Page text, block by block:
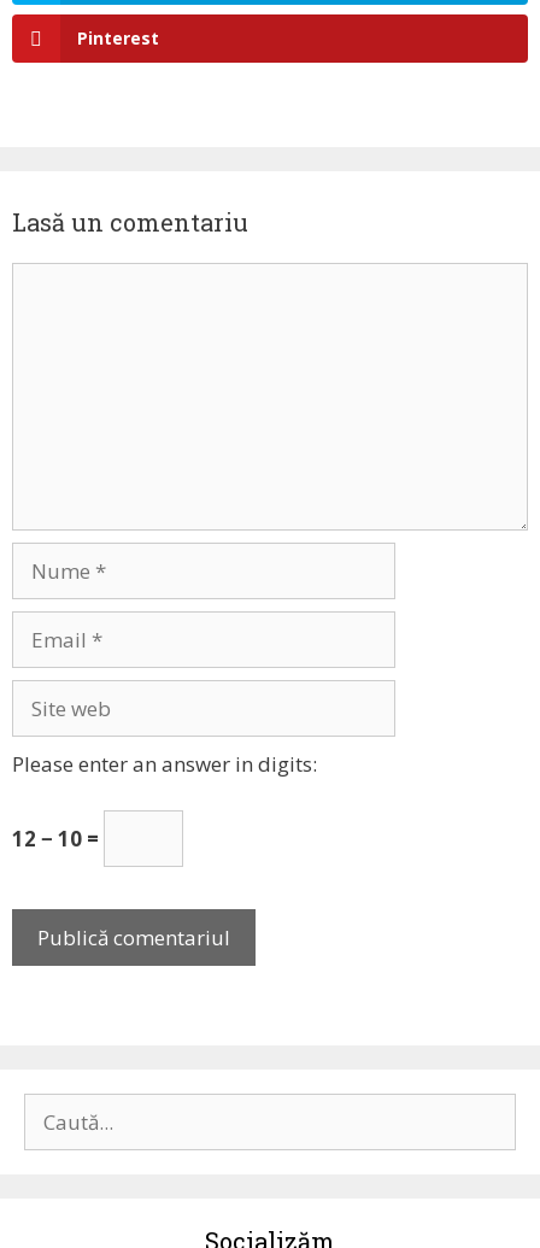
Pinterest
Lasă un comentariu
web
Please enter an answer in digits:
12 − 10 =
după:
Socializăm